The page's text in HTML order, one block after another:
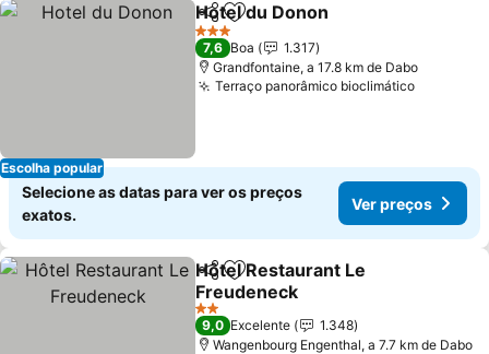
Escolha popular
PartilharAdicionar aos favoritos
Hotel du Donon
3 Estrelas
7,6 Boa
1.317
Grandfontaine, a 17.8 km de Dabo
Terraço panorâmico bioclimático
Selecione as datas para ver os preços
exatos.
Ver preços
PartilharAdicionar aos favoritos
Hôtel Restaurant Le
Freudeneck
2 Estrelas
9,0 Excelente
1.348
Wangenbourg Engenthal, a 7.7 km de Dabo